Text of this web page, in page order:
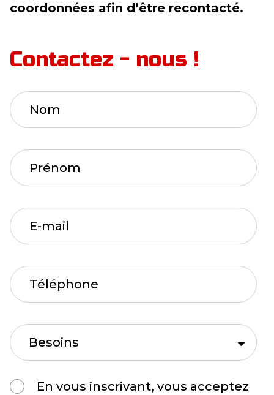
coordonnées afin d’être recontacté.
Contactez - nous !
En vous inscrivant, vous acceptez